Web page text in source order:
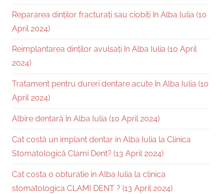
Repararea dinților fracturați sau ciobiți în Alba Iulia (10
April 2024)
Reimplantarea dinților avulsați în Alba Iulia (10 April
2024)
Tratament pentru dureri dentare acute în Alba Iulia (10
April 2024)
Albire dentară în Alba Iulia (10 April 2024)
Cat costă un implant dentar in Alba Iulia la Clinica
Stomatologică Clami Dent? (13 April 2024)
Cat costa o obturatie in Alba Iulia la clinica
stomatologica CLAMI DENT ? (13 April 2024)